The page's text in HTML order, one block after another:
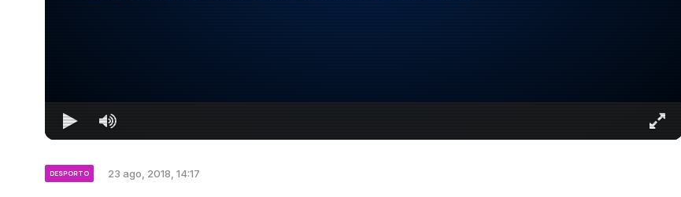
DESPORTO 23 ago, 2018, 14:17